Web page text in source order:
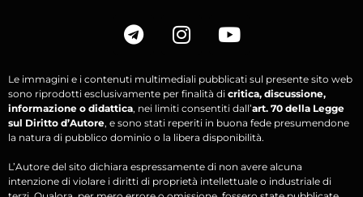
Le immagini e i contenuti multimediali pubblicati sul presente sito web
sono riprodotti esclusivamente per finalità di critica, discussione,
informazione o didattica, nei limiti consentiti dall’art. 70 della Legge
sul Diritto d’Autore, e sono stati reperiti in buona fede presumendone
la natura di pubblico dominio o la libera disponibilità.
L’Autore del sito dichiara espressamente di non avere alcuna
intenzione di violare i diritti di proprietà intellettuale o industriale di